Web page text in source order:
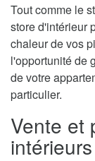
Tout comme le
store d'intérieur
chaleur de vos
l'opportunité de
de votre
particulier.
Vente et